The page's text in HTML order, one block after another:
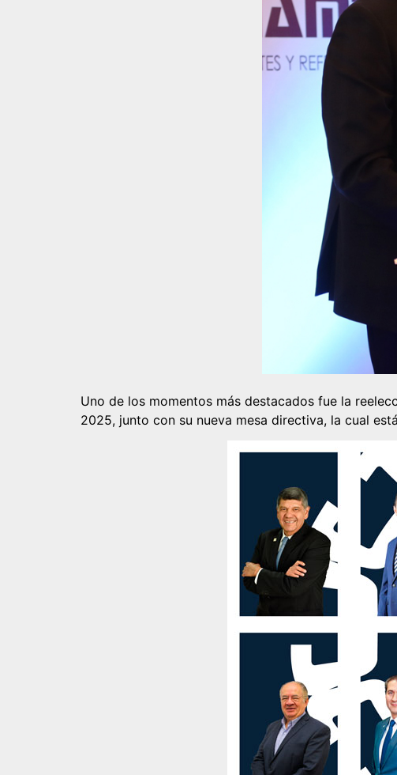
Uno de los momentos más destacados fue la
2025, junto con su nueva mesa directiva, la cual